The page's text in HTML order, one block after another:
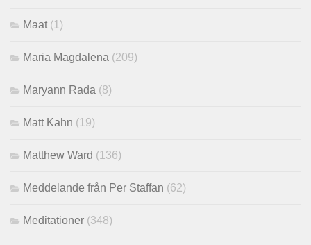
Maat (1)
Maria Magdalena (209)
Maryann Rada (8)
Matt Kahn (19)
Matthew Ward (136)
Meddelande från Per Staffan (62)
Meditationer (348)